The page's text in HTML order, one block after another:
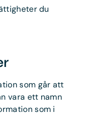
du
som går att
vara ett namn
som i